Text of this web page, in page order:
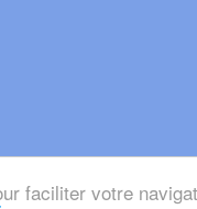
faciliter votre